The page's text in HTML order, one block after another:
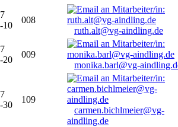
10
008
ruth.alt@vg-aindling.de
20
009
monika.barl@vg-
30
109
carmen.bichlmeier@vg-
aindling.de